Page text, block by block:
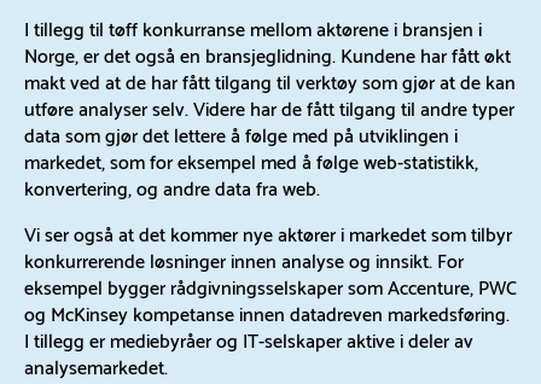
I tillegg til tøff konkurranse mellom aktørene i bransjen i
Norge, er det også en bransjeglidning. Kundene har fått økt
makt ved at de har fått tilgang til verktøy som gjør at de kan
utføre analyser selv. Videre har de fått tilgang til andre typer
data som gjør det lettere å følge med på utviklingen i
markedet, som for eksempel med å følge web-statistikk,
konvertering, og andre data fra web.
Vi ser også at det kommer nye aktører i markedet som tilbyr
konkurrerende løsninger innen analyse og innsikt. For
eksempel bygger rådgivningsselskaper som Accenture, PWC
og McKinsey kompetanse innen datadreven markedsføring.
I tillegg er mediebyråer og IT-selskaper aktive i deler av
analysemarkedet.